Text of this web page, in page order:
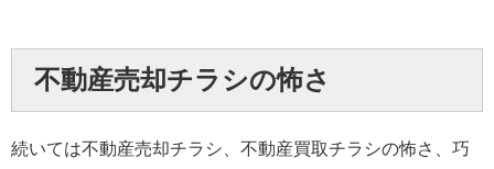
不動産売却チラシの怖さ
続いては不動産売却チラシ、不動産買取チラシの怖さ、巧